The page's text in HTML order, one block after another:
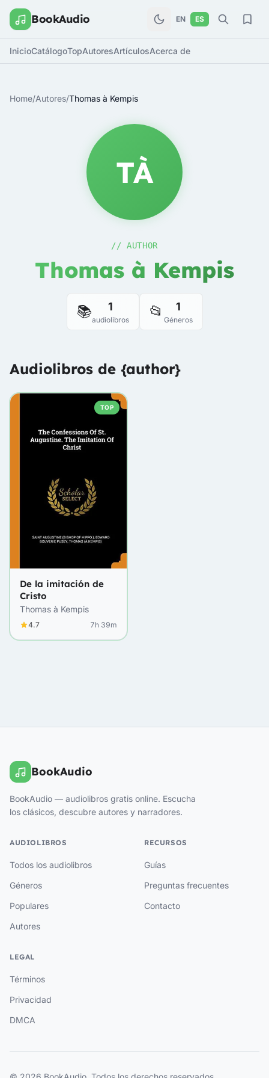
BookAudio EN ES
InicioCatálogoTopAutoresArtículosAcerca de
Home/Autores/Thomas à Kempis
TÀ
// AUTHOR
Thomas à Kempis
📚 1
audiolibros 📂 1
Géneros
Audiolibros de {author}
TOP
De la imitación de
Cristo
Thomas à Kempis
4.7 7h 39m
BookAudio
BookAudio — audiolibros gratis online. Escucha
los clásicos, descubre autores y narradores.
AUDIOLIBROS
Todos los audiolibros
Géneros
Populares
Autores
RECURSOS
Guías
Preguntas frecuentes
Contacto
LEGAL
Términos
Privacidad
DMCA